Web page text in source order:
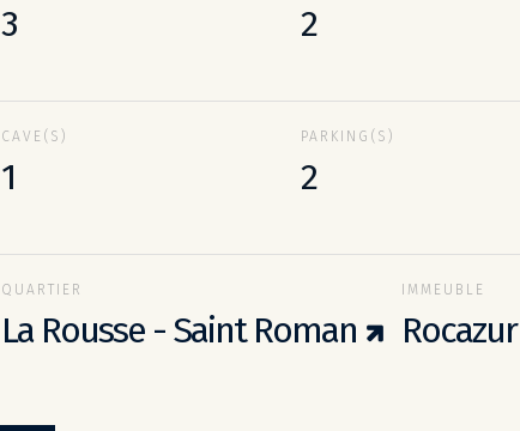
3 2
CAVE(S)
1
PARKING(S)
2
QUARTIER
La Rousse - Saint Roman
IMMEUBLE
Rocazur